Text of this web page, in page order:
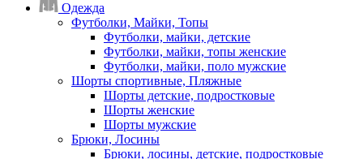
Одежда
Футболки, Майки, Топы
Футболки, майки, детские
Футболки, майки, топы женские
Футболки, майки, поло мужские
Шорты спортивные, Пляжные
Шорты детские, подростковые
Шорты женские
Шорты мужские
Брюки, Лосины
Брюки, лосины, детские, подростковые